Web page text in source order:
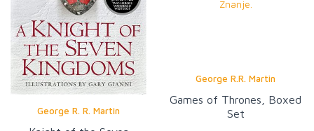
George R. R. Martin
George R.R. Martin
Games of Thrones, Boxed
Set